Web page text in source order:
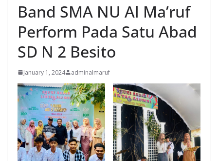
Band SMA NU Al Ma’ruf
Perform Pada Satu Abad
SD N 2 Besito
January 1, 2024 adminalmaruf